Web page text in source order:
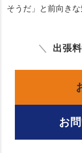
そうだ」と前向き
出張
お